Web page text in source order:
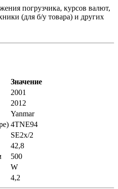
погрузчика, курсов валют,
(для б/у товара) и других
Значение
2001
2012
Yanmar
4TNE94
SE2x/2
42,8
500
W
4,2